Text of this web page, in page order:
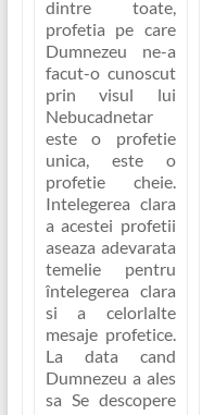
dintre toate,
profetia pe care
Dumnezeu ne-a
facut-o cunoscut
prin visul lui
Nebucadnetar
este o profetie
unica, este o
profetie cheie.
Intelegerea clara
a acestei profetii
aseaza adevarata
temelie pentru
întelegerea clara
si a celorlalte
mesaje profetice.
La data cand
Dumnezeu a ales
sa Se descopere